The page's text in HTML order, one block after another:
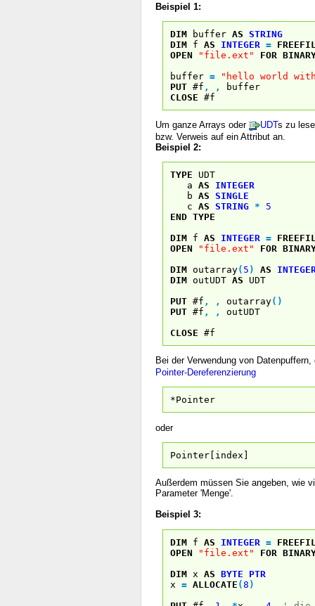
Beispiel 1:
DIM buffer AS STRING
DIM f AS INTEGER =
OPEN
"file.ext" FOR
buffer =
"hello world
PUT #f , ,
buffer
CLOSE #f
Um ganze Arrays oder UDTs zu
bzw. Verweis auf ein Attribut an.
Beispiel 2:
TYPE UDT
a AS
INTEGER
b AS SINGLE
c AS STRING *
5
END TYPE
DIM f AS INTEGER =
OPEN
"file.ext" FOR
DIM outarray( 5 ) AS
DIM outUDT AS UDT
PUT #f , , outarray( )
PUT #f , ,
outUDT
CLOSE #f
Bei der Verwendung von
Pointer-Dereferenzierung
*Pointer
oder
Pointer[index]
Außerdem müssen Sie angeben, wie
Parameter 'Menge'.
Beispiel 3:
DIM f AS INTEGER =
OPEN
"file.ext" FOR
DIM x AS BYTE
PTR
x = ALLOCATE (8 )